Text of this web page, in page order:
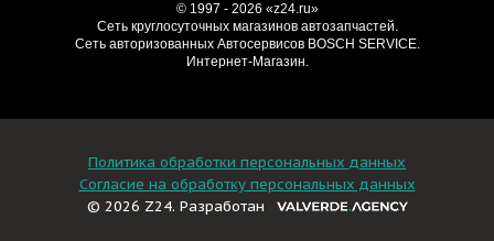
© 1997 - 2026 «z24.ru»
Cеть круглосуточных магазинов автозапчастей.
Сеть авторизованных Автосервисов BOSCH SERVICE.
Интернет-Магазин.
Политика обработки персональных данных
Согласие на обработку персональных данных
© 2026 Z24. Разработан